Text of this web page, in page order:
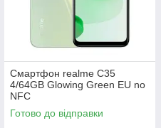
Смартфон realme C35
4/64GB Glowing Green EU no
NFC
Готово до відправки